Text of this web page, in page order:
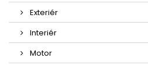
Exteriér
Interiér
Motor